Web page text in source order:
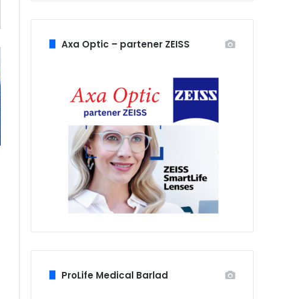
Axa Optic – partener ZEISS
ProLife Medical Barlad